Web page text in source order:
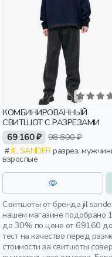
КОМБИНИРОВАННЫЙ
СВИТШОТ С РАЗРЕЗАМИ
69 160 ₽ 98 800 ₽
JIL SANDERразрез, мужчины,
взрослые
Свитшоты от бренда jil
нашем магазине подобрано
до 30% по цене от 69160
тест на качество перед
стоимости за свитшоты